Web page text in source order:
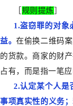
规则提炼
1.盗窃罪的对象
益。在偷换二维码
的货款。商家的财
占有，而是指一笔
2.认定某个人是
事项真实性的义务